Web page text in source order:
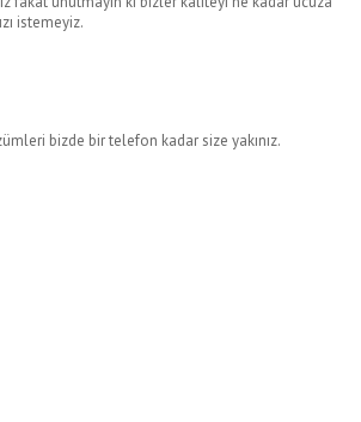
istemeyiz.
bizde bir telefon kadar size yakınız.